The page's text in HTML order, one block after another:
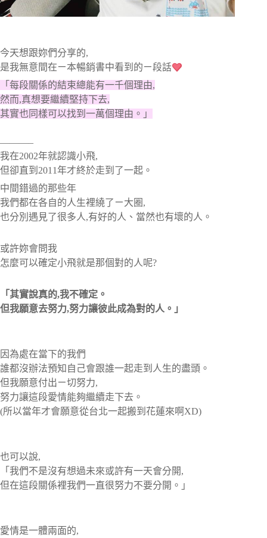
今天想跟妳們分享的,
是我無意間在ㄧ本暢銷書中看到的ㄧ段話
「每段關係的結束總能有一千個理由,
然而,真想要繼續堅持下去,
其實也同樣可以找到一萬個理由。」
———–
我在2002年就認識小飛,
但卻直到2011年才終於走到了一起。
中間錯過的那些年
我們都在各自的人生裡繞了ㄧ大圈,
也分別遇見了很多人,有好的人、當然也有壞的人。
或許妳會問我
怎麼可以確定小飛就是那個對的人呢?
「其實說真的,我不確定。
但我願意去努力,努力讓彼此成為對的人。」
因為處在當下的我們
誰都沒辦法預知自己會跟誰一起走到人生的盡頭。
但我願意付出ㄧ切努力,
努力讓這段愛情能夠繼續走下去。
(所以當年才會願意從台北一起搬到花蓮來啊XD)
也可以說,
「我們不是沒有想過未來或許有一天會分開,
但在這段關係裡我們一直很努力不要分開。」
愛情是一體兩面的,